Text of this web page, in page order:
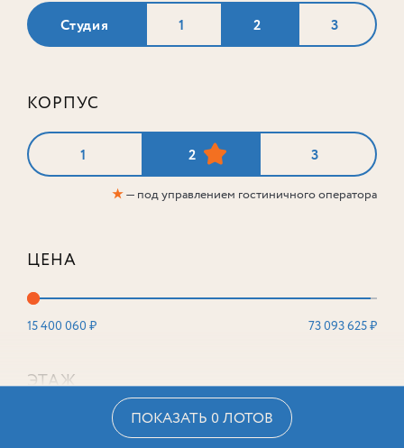
Студия 1 2 3
КОРПУС
1 2 3
★— под управлением гостиничного оператора
ЦЕНА
15 400 060 ₽ 73 093 625 ₽
ЭТАЖ
ПОКАЗАТЬ 0 ЛОТОВ